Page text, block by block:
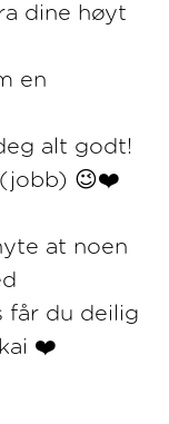
dine høyt
en
alt godt!
(jobb) 😉❤️
at noen
får du deilig
❤️